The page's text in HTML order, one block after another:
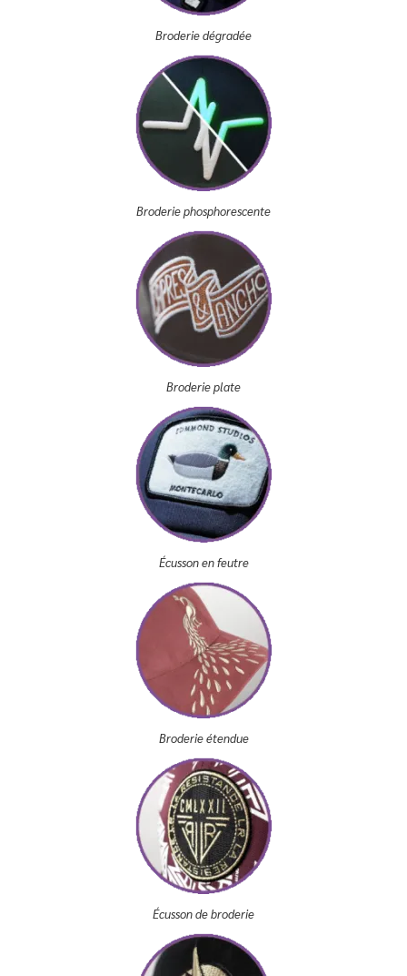
Broderie dégradée
Broderie phosphorescente
Broderie plate
Écusson en feutre
Broderie étendue
Écusson de broderie